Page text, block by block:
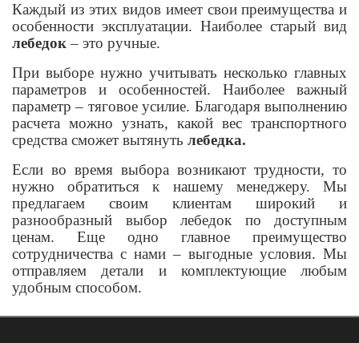
Каждый из этих видов имеет свои преимущества и
особенности эксплуатации. Наиболее старый вид
лебедок– это ручные.
При выборе нужно учитывать несколько главных
параметров и особенностей. Наиболее важный
параметр – тяговое усилие. Благодаря выполнению
расчета можно узнать, какой вес транспортного
средства сможет вытянуть лебедка.
Если во время выбора возникают трудности, то
нужно обратиться к нашему менеджеру. Мы
предлагаем своим клиентам широкий и
разнообразный выбор лебедок по доступным
ценам. Еще одно главное преимущество
сотрудничества с нами – выгодные условия. Мы
отправляем детали и комплектующие любым
удобным способом.